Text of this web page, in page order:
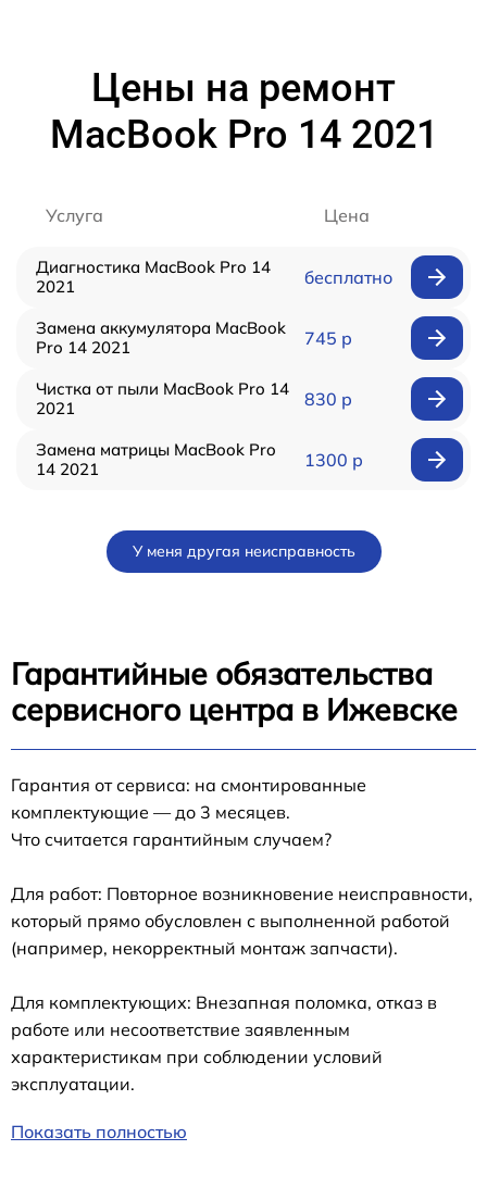
Цены на ремонт
MacBook Pro 14 2021
Услуга Цена
Диагностика MacBook Pro 14
2021
бесплатно
Замена аккумулятора MacBook
Pro 14 2021
745 р
Чистка от пыли MacBook Pro 14
2021
830 р
Замена матрицы MacBook Pro
14 2021
1300 р
У меня другая неисправность
Гарантийные обязательства
сервисного центра в Ижевске
Гарантия от сервиса: на смонтированные
комплектующие — до 3 месяцев.
Что считается гарантийным случаем?
Для работ: Повторное возникновение неисправности,
который прямо обусловлен с выполненной работой
(например, некорректный монтаж запчасти).
Для комплектующих: Внезапная поломка, отказ в
работе или несоответствие заявленным
характеристикам при соблюдении условий
эксплуатации.
Показать полностью